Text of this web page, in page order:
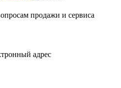
продажи и сервиса
адрес